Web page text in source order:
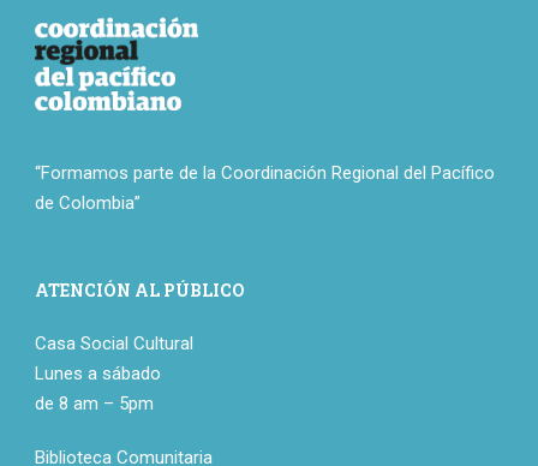
“Formamos parte de la Coordinación Regional del Pacífico
de Colombia”
ATENCIÓN AL PÚBLICO
Casa Social Cultural
Lunes a sábado
de 8 am – 5pm
Biblioteca Comunitaria